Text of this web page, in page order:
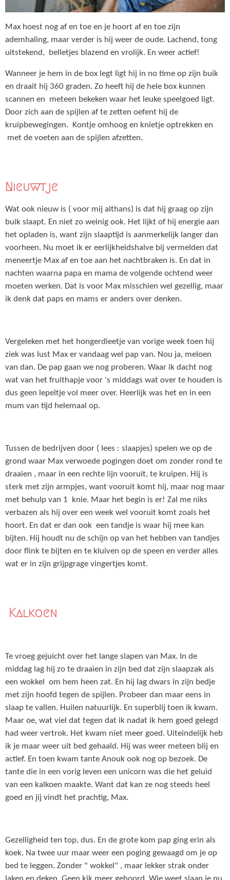
Max hoest nog af en toe en je hoort af en toe zijn
ademhaling, maar verder is hij weer de oude. Lachend, tong
uitstekend, belletjes blazend en vrolijk. En weer actief!
Wanneer je hem in de box legt ligt hij in no time op zijn buik
en draait hij 360 graden. Zo heeft hij de hele box kunnen
scannen en meteen bekeken waar het leuke speelgoed ligt.
Door zich aan de spijlen af te zetten oefent hij de
kruipbewegingen. Kontje omhoog en knietje optrekken en
met de voeten aan de spijlen afzetten.
Nieuwtje
Wat ook nieuw is ( voor mij althans) is dat hij graag op zijn
buik slaapt. En niet zo weinig ook. Het lijkt of hij energie aan
het opladen is, want zijn slaaptijd is aanmerkelijk langer dan
voorheen. Nu moet ik er eerlijkheidshalve bij vermelden dat
meneertje Max af en toe aan het nachtbraken is. En dat in
nachten waarna papa en mama de volgende ochtend weer
moeten werken. Dat is voor Max misschien wel gezellig, maar
ik denk dat paps en mams er anders over denken.
Vergeleken met het hongerdieetje van vorige week toen hij
ziek was lust Max er vandaag wel pap van. Nou ja, meloen
van dan. De pap gaan we nog proberen. Waar ik dacht nog
wat van het fruithapje voor 's middags wat over te houden is
dus geen lepeltje vol meer over. Heerlijk was het en in een
mum van tijd helemaal op.
Tussen de bedrijven door ( lees : slaapjes) spelen we op de
grond waar Max verwoede pogingen doet om zonder rond te
draaien , maar in een rechte lijn vooruit, te kruipen. Hij is
sterk met zijn armpjes, want vooruit komt hij, maar nog maar
met behulp van 1 knie. Maar het begin is er! Zal me niks
verbazen als hij over een week wel vooruit komt zoals het
hoort. En dat er dan ook een tandje is waar hij mee kan
bijten. Hij houdt nu de schijn op van het hebben van tandjes
door flink te bijten en te kluiven op de speen en verder alles
wat er in zijn grijpgrage vingertjes komt.
Kalkoen
Te vroeg gejuicht over het lange slapen van Max. In de
middag lag hij zo te draaien in zijn bed dat zijn slaapzak als
een wokkel om hem heen zat. En hij lag dwars in zijn bedje
met zijn hoofd tegen de spijlen. Probeer dan maar eens in
slaap te vallen. Huilen natuurlijk. En superblij toen ik kwam.
Maar oe, wat viel dat tegen dat ik nadat ik hem goed gelegd
had weer vertrok. Het kwam niet meer goed. Uiteindelijk heb
ik je maar weer uit bed gehaald. Hij was weer meteen blij en
actief. En toen kwam tante Anouk ook nog op bezoek. De
tante die in een vorig leven een unicorn was die het geluid
van een kalkoen maakte. Want dat kan ze nog steeds heel
goed en jij vindt het prachtig, Max.
Gezelligheid ten top, dus. En de grote kom pap ging erin als
koek. Na twee uur maar weer een poging gewaagd om je op
bed te leggen. Zonder " wokkel" , maar lekker strak onder